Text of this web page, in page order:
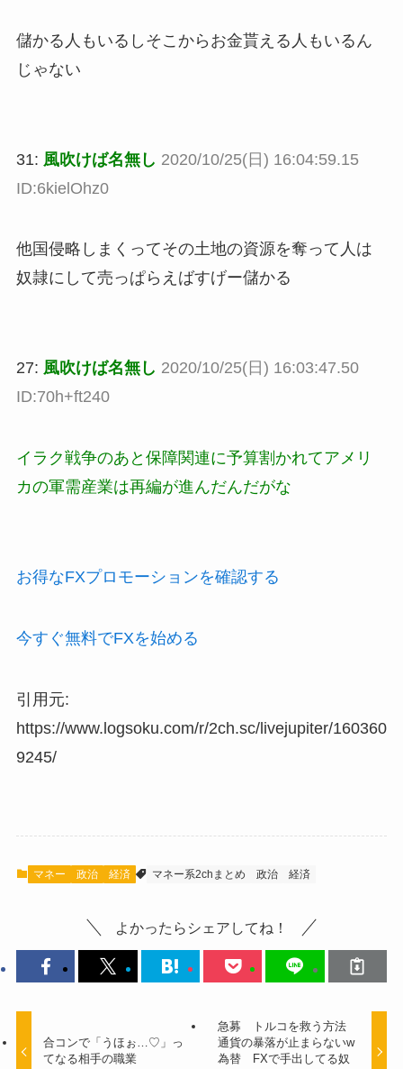
儲かる人もいるしそこからお金貰える人もいるん
じゃない
31: 風吹けば名無し 2020/10/25(日) 16:04:59.15
ID:6kielOhz0
他国侵略しまくってその土地の資源を奪って人は
奴隷にして売っぱらえばすげー儲かる
27: 風吹けば名無し 2020/10/25(日) 16:03:47.50
ID:70h+ft240
イラク戦争のあと保障関連に予算割かれてアメリ
カの軍需産業は再編が進んだんだがな
お得なFXプロモーションを確認する
今すぐ無料でFXを始める
引用元:
https://www.logsoku.com/r/2ch.sc/livejupiter/160360
9245/
マネー 政治 経済 マネー系2chまとめ 政治 経済
よかったらシェアしてね！
合コンで「うほぉ…♡」っ
てなる相手の職業
急募 トルコを救う方法
通貨の暴落が止まらないw
為替 FXで手出してる奴